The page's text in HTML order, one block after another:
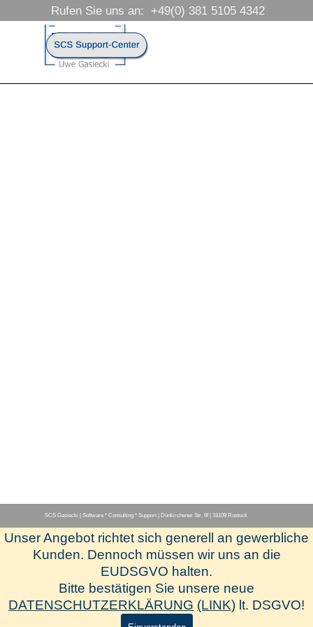
Direkt zum Seiteninhalt
Menü überspringen
Rufen Sie uns an:  +49(0) 381 5105 4342
Menü überspringen
[Herstellerseite-www.hapak.de]
[Newsletter-Anmeldung]
[SCS-Fernwartung]
SCS Gasiecki | Software * Consulting * Support | Dünkirchener Str. 9f | 18109 Rostock
Unser Angebot richtet sich generell an gewerbliche
Kunden. Dennoch müssen wir uns an die
EUDSGVO halten.
Bitte bestätigen Sie unsere neue
DATENSCHUTZERKLÄRUNG (LINK) lt. DSGVO!